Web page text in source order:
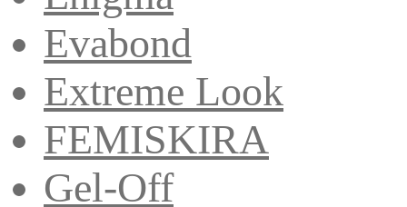
Evabond
Extreme Look
FEMISKIRA
Gel-Off